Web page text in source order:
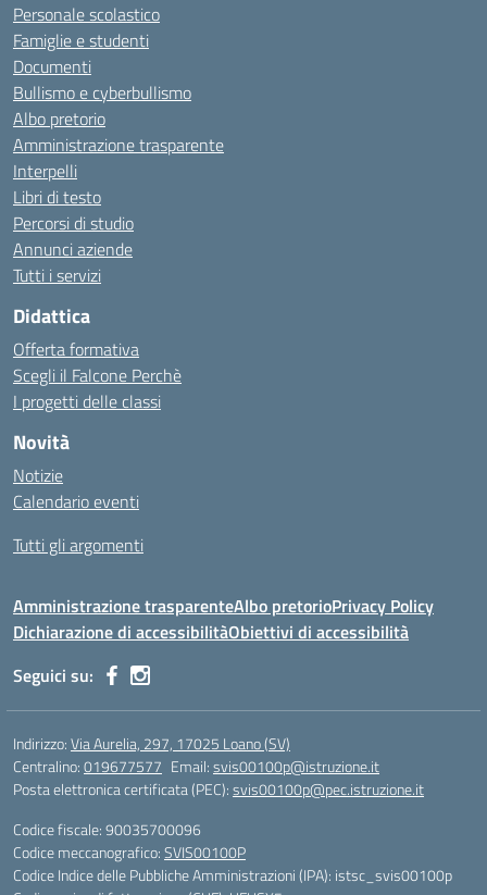
Personale scolastico
Famiglie e studenti
Documenti
Bullismo e cyberbullismo
Albo pretorio
Amministrazione trasparente
Interpelli
Libri di testo
Percorsi di studio
Annunci aziende
Tutti i servizi
Didattica
Offerta formativa
Scegli il Falcone Perchè
I progetti delle classi
Novità
Notizie
Calendario eventi
Tutti gli argomenti
Amministrazione trasparenteAlbo pretorioPrivacy Policy
Dichiarazione di accessibilitàObiettivi di accessibilità
Seguici su:
Indirizzo:Via Aurelia, 297, 17025 Loano (SV)
Centralino:019677577 Email:svis00100p@istruzione.it
Posta elettronica certificata (PEC):svis00100p@pec.istruzione.it
Codice fiscale: 90035700096
Codice meccanografico:SVIS00100P
Codice Indice delle Pubbliche Amministrazioni (IPA): istsc_svis00100p